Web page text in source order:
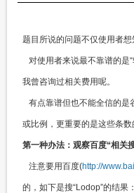
题目所说的问题不仅使用者想
对使用者来说最不靠谱的是
我曾咨询过相关费用呢。
有点靠谱但也不能全信的是
或比例，更重要的是这些条
第一种办法：观察百度“相关
注意要用百度(http://
的，如下是搜“Lodop”的结果：